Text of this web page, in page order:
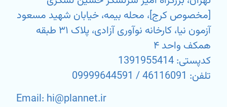
[مخصوص کرج]، محله بیمه، خیابان شهید مسعود
آزمون نیا، کارخانه نوآوری آزادی، پلاک ۳۱ طبقه
همکف واحد ۴
کدپستی: 1391955414
تلفن: 46116091 / 09999644591
Email: hi@plannet.ir